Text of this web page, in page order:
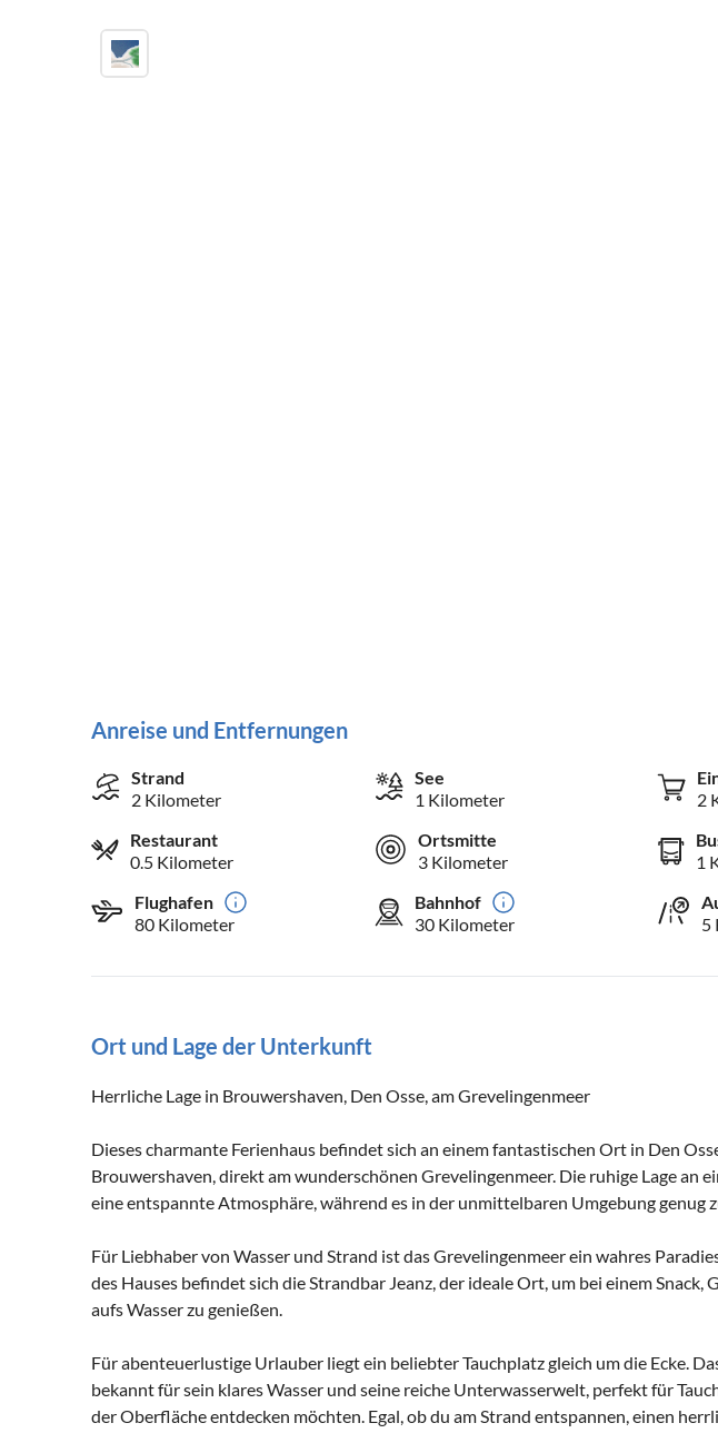
Anreise und Entfernungen
Strand
2 Kilometer
See
1 Kilometer
2
Restaurant
0.5 Kilometer
Ortsmitte
3 Kilometer
1
Flughafen
80 Kilometer
Bahnhof
30 Kilometer
5
Ort und Lage der Unterkunft
Herrliche Lage in Brouwershaven, Den Osse, am Grevelingenmeer
Dieses charmante Ferienhaus befindet sich an einem fantastischen Ort in Den
Brouwershaven, direkt am wunderschönen Grevelingenmeer. Die ruhige Lage an
eine entspannte Atmosphäre, während es in der unmittelbaren Umgebung genug
Für Liebhaber von Wasser und Strand ist das Grevelingenmeer ein wahres
des Hauses befindet sich die Strandbar Jeanz, der ideale Ort, um bei einem Snack,
aufs Wasser zu genießen.
Für abenteuerlustige Urlauber liegt ein beliebter Tauchplatz gleich um die Ecke.
bekannt für sein klares Wasser und seine reiche Unterwasserwelt, perfekt für
der Oberfläche entdecken möchten. Egal, ob du am Strand entspannen, einen